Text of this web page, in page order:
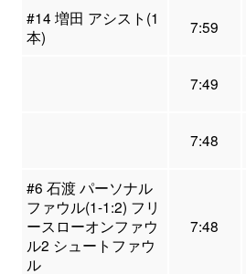
#14 増田 アシスト(1
本)
7:59
7:49
7:48
#6 石渡 パーソナル
ファウル(1-1:2) フリ
ースローオンファウ
ル2 シュートファウ
ル
7:48